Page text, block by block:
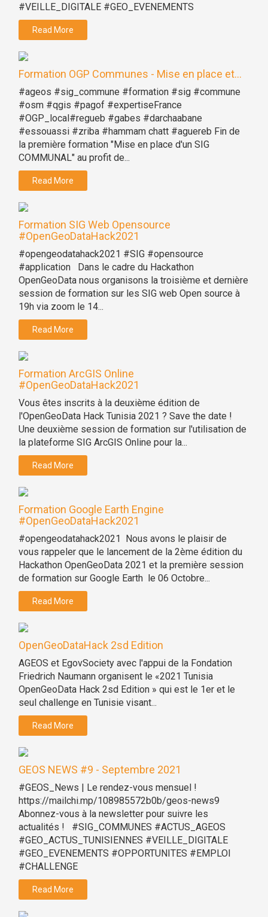
#VEILLE_DIGITALE #GEO_EVENEMENTS
Read More
Formation OGP Communes - Mise en place et...
#ageos #sig_commune #formation #sig #commune
#osm #qgis #pagof #expertiseFrance
#OGP_local#regueb #gabes #darchaabane
#essouassi #zriba #hammam chatt #aguereb Fin de
la première formation "Mise en place d'un SIG
COMMUNAL" au profit de...
Read More
Formation SIG Web Opensource
#OpenGeoDataHack2021
#opengeodatahack2021 #SIG #opensource
#application Dans le cadre du Hackathon
OpenGeoData nous organisons la troisième et dernière
session de formation sur les SIG web Open source à
19h via zoom le 14...
Read More
Formation ArcGIS Online
#OpenGeoDataHack2021
Vous êtes inscrits à la deuxième édition de
l'OpenGeoData Hack Tunisia 2021 ? Save the date !
Une deuxième session de formation sur l'utilisation de
la plateforme SIG ArcGIS Online pour la...
Read More
Formation Google Earth Engine
#OpenGeoDataHack2021
#opengeodatahack2021 Nous avons le plaisir de
vous rappeler que le lancement de la 2ème édition du
Hackathon OpenGeoData 2021 et la première session
de formation sur Google Earth le 06 Octobre...
Read More
OpenGeoDataHack 2sd Edition
AGEOS et EgovSociety avec l'appui de la Fondation
Friedrich Naumann organisent le «2021 Tunisia
OpenGeoData Hack 2sd Edition » qui est le 1er et le
seul challenge en Tunisie visant...
Read More
GEOS NEWS #9 - Septembre 2021
#GEOS_News | Le rendez-vous mensuel !
https://mailchi.mp/108985572b0b/geos-news9
Abonnez-vous à la newsletter pour suivre les
actualités ! #SIG_COMMUNES #ACTUS_AGEOS
#GEO_ACTUS_TUNISIENNES #VEILLE_DIGITALE
#GEO_EVENEMENTS #OPPORTUNITES #EMPLOI
#CHALLENGE
Read More